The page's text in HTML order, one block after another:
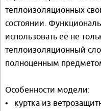
теплоизоляционных
состоянии.
использовать её не
теплоизоляционный
полноценным
Особенности модели:
• куртка из